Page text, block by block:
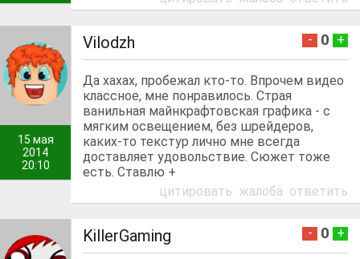
15 мая
2014
20:10
Vilodzh - 0 +
Да хахах, пробежал кто-то. Впрочем видео
классное, мне понравилось. Страя
ванильная майнкрафтовская графика - с
мягким освещением, без шрейдеров,
каких-то текстур лично мне всегда
доставляет удовольствие. Сюжет тоже
есть. Ставлю +
цитировать жалоба ответить
KillerGaming - 0 +